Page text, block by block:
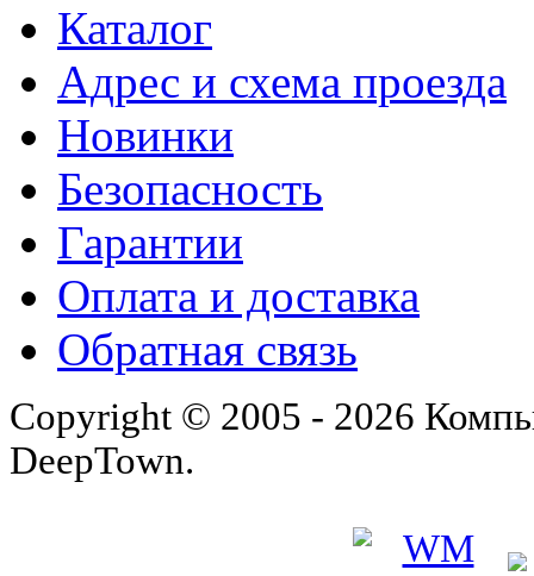
Каталог
Адрес и схема проезда
Новинки
Безопасность
Гарантии
Оплата и доставка
Обратная связь
Copyright © 2005 - 2026
DeepTown.